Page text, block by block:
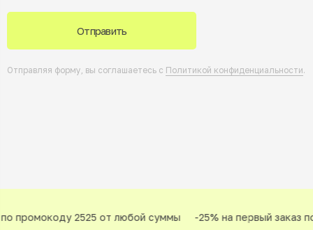
Отправить
Отправляя форму, вы соглашаетесь с Политикой конфиденциальности.
промокоду 2525 от любой суммы -25% на первый заказ